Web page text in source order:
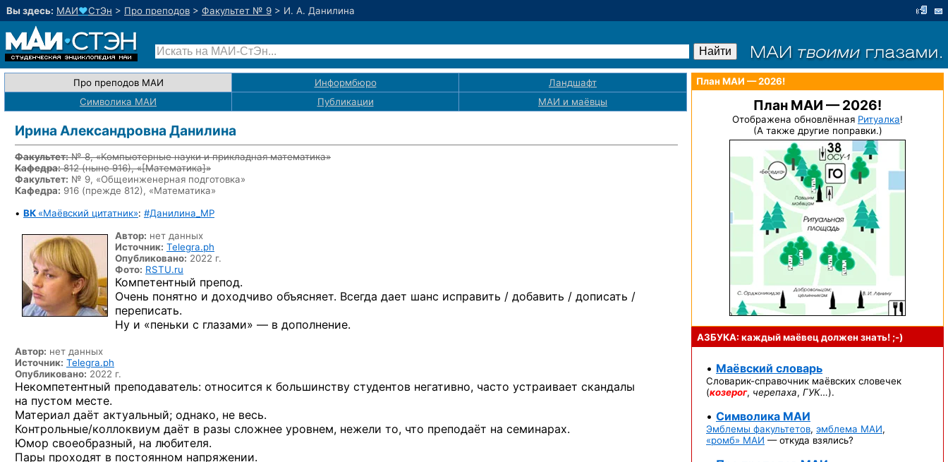
Вы здесь: МАИ♥СтЭн > Про преподов > Факультет № 9 > И. А. Данилина
Про преподов МАИ Информбюро
Ландшафт
Символика МАИ
Публикации МАИ и маёвцы
Ирина Александровна Данилина
Факультет:№ 8, «Компьютерные науки и прикладная математика»
Кафедра:812(ныне 916), «[Математика]»
Факультет: № 9, «Общеинженерная подготовка»
Кафедра: 916 (прежде 812), «Математика»
• ВК «Маёвский цитатник»: #Данилина_MP
Автор: нет данных
Источник: Telegra.ph
Опубликовано: 2022 г.
Фото: RSTU.ru
Компетентный препод.
Очень понятно и доходчиво объясняет. Всегда дает шанс исправить / добавить / дописать /
переписать.
Ну и «пеньки с глазами» — в дополнение.
Автор: нет данных
Источник: Telegra.ph
Опубликовано: 2022 г.
Некомпетентный преподаватель: относится к большинству студентов негативно, часто устраивает скандалы
на пустом месте.
Материал даёт актуальный; однако, не весь.
Контрольные/коллоквиум даёт в разы сложнее уровнем, нежели то, что преподаёт на семинарах.
Юмор своеобразный, на любителя.
Пары проходят в постоянном напряжении.
План МАИ — 2026!
План МАИ — 2026!
Отображена обновлённая Ритуалка!
(А также другие поправки.)
АЗБУКА: каждый маёвец должензнать! ;-)
• Маёвский словарь
Словарик-справочник маёвских словечек
(козерог, черепаха, ГУК…).
• Символика МАИ
Эмблемы факультетов, эмблема МАИ,
«ромб» МАИ — откуда взялись?